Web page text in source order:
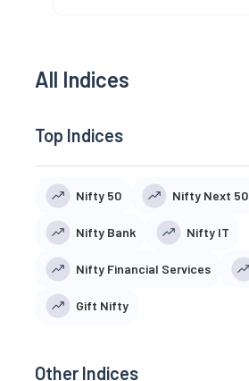
All Indices
Top Indices
Nifty 50 Nifty Next 50
Nifty Bank Nifty IT
Nifty Financial Services
Gift Nifty
Other Indices